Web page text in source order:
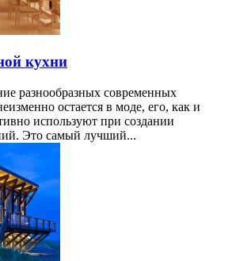
кухни
разнообразных современных
остается в моде, его, как и
используют при создании
Это самый лучший...